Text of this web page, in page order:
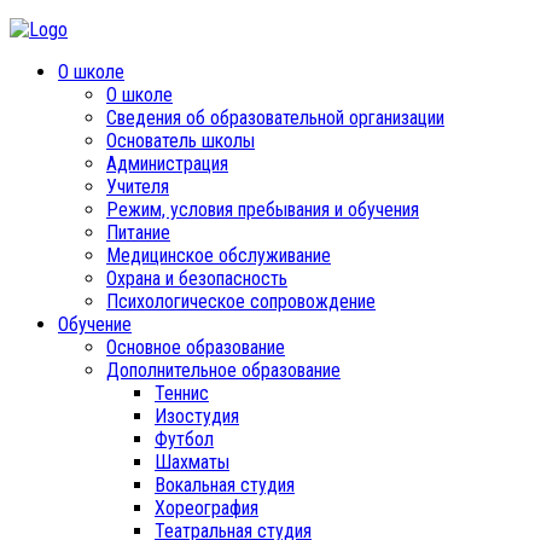
О школе
О школе
Сведения об образовательной организации
Основатель школы
Администрация
Учителя
Режим, условия пребывания и обучения
Питание
Медицинское обслуживание
Охрана и безопасность
Психологическое сопровождение
Обучение
Основное образование
Дополнительное образование
Теннис
Изостудия
Футбол
Шахматы
Вокальная студия
Хореография
Театральная студия